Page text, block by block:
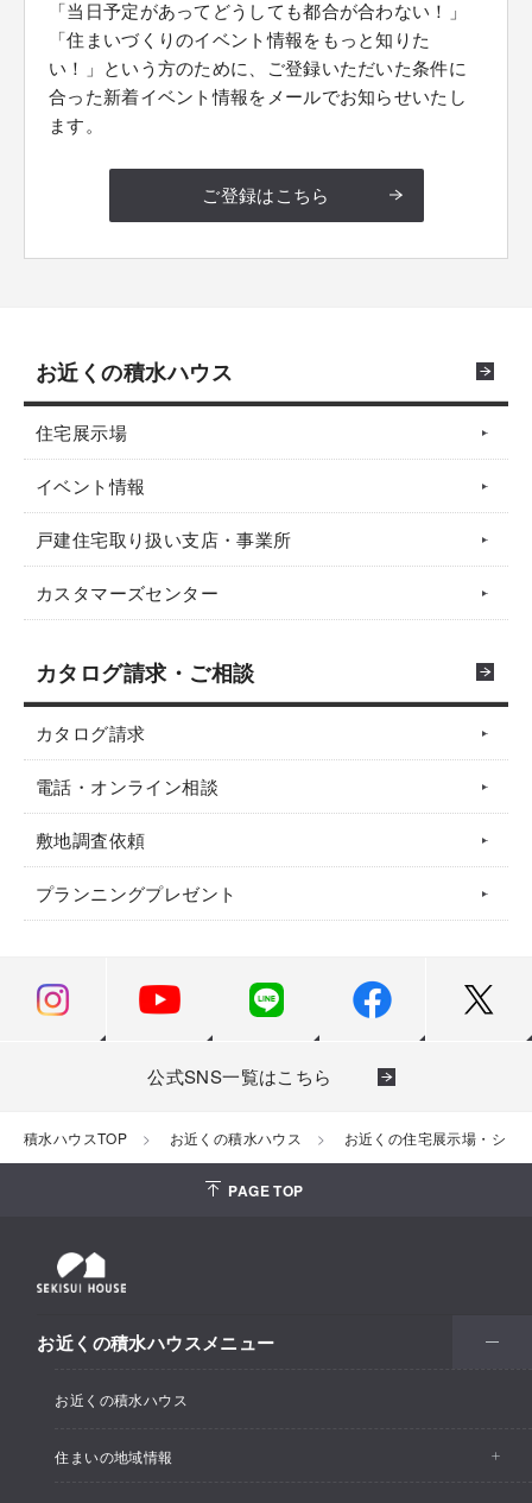
「当日予定があってどうしても都合が合わない！」
「住まいづくりのイベント情報をもっと知りた
い！」という方のために、ご登録いただいた条件に
合った新着イベント情報をメールでお知らせいたし
ます。
ご登録はこちら
お近くの積水ハウス
住宅展示場
イベント情報
戸建住宅取り扱い支店・事業所
カスタマーズセンター
カタログ請求・ご相談
カタログ請求
電話・オンライン相談
敷地調査依頼
プランニングプレゼント
公式SNS一覧はこちら
積水ハウスTOP お近くの積水ハウス お近くの住宅展示場・ショ
PAGE TOP
お近くの積水ハウスメニュー
お近くの積水ハウス
住まいの地域情報